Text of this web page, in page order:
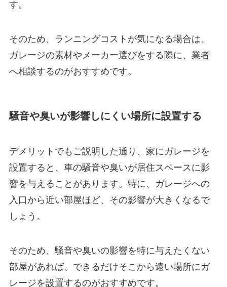
す。
そのため、ランニングコストが気になる場合は、
ガレージの素材やメーカー選びをする際に、業者
へ相談するのがおすすめです。
騒音や臭いが影響しにくい場所に設置する
デメリットでもご説明した通り、家にガレージを
設置すると、車の騒音や臭いが居住スペースに影
響を与えることがあります。特に、ガレージへの
入口から近い部屋ほど、その影響が大きくなるで
しょう。
そのため、騒音や臭いの影響を特に与えたくない
部屋があれば、できるだけそこから遠い場所にガ
レージを設置するのがおすすめです。